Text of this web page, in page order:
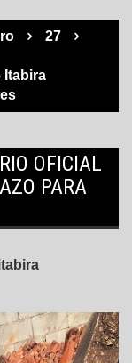
27
Itabira
OFICIAL
PARA